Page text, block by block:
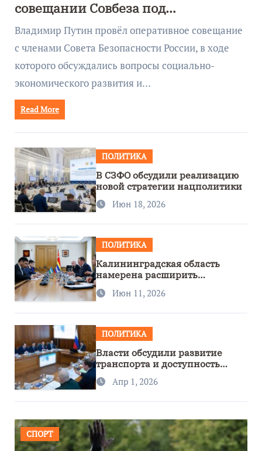
совещании Совбеза под
руководством Путина
Владимир Путин провёл оперативное совещание
с членами Совета Безопасности России, в ходе
которого обсуждались вопросы социально-
экономического развития и…
Read More
ПОЛИТИКА
В СЗФО обсудили реализацию
новой стратегии нацполитики
Июн 18, 2026
ПОЛИТИКА
Калининградская область
намерена расширить
сотрудничество с Узбекистаном
Июн 11, 2026
ПОЛИТИКА
Власти обсудили развитие
транспорта и доступность
региона
Апр 1, 2026
СПОРТ